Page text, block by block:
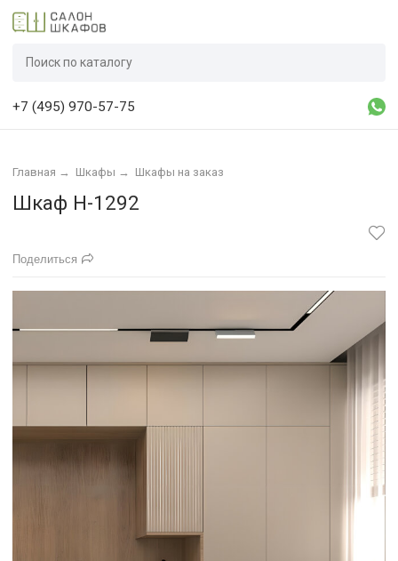
+7 (495) 970-57-75
Главная → Шкафы → Шкафы на заказ
Шкаф Н-1292
Поделиться